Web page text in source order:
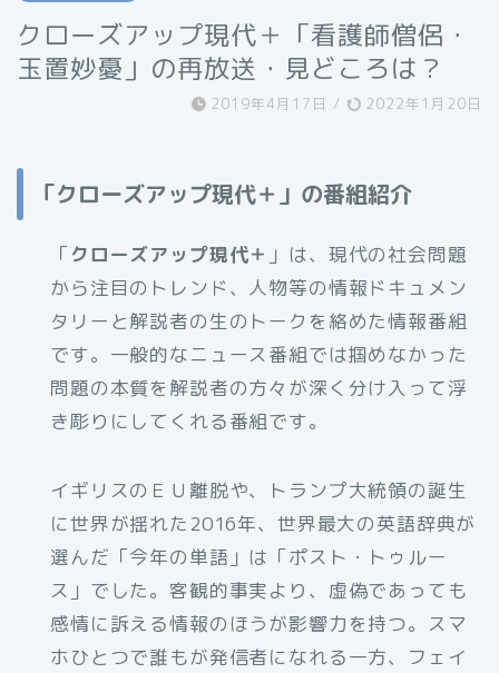
クローズアップ現代＋「看護師僧侶・
玉置妙憂」の再放送・見どころは？
2019年4月17日 / 2022年1月20日
「クローズアップ現代＋」の番組紹介
「クローズアップ現代＋ 」は、現代の社会問題
から注目のトレンド、人物等の情報ドキュメン
タリーと解説者の生のトークを絡めた情報番組
です。一般的なニュース番組では掴めなかった
問題の本質を解説者の方々が深く分け入って浮
き彫りにしてくれる番組です。
イギリスのＥＵ離脱や、トランプ大統領の誕生
に世界が揺れた2016年、世界最大の英語辞典が
選んだ「今年の単語」は「ポスト・トゥルー
ス」でした。客観的事実より、虚偽であっても
感情に訴える情報のほうが影響力を持つ。スマ
ホひとつで誰もが発信者になれる一方、フェイ